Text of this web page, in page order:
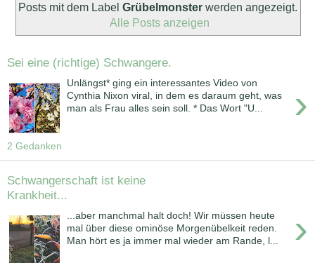
Posts mit dem Label Grübelmonsterwerden angezeigt.
Alle Posts anzeigen
Sei eine (richtige) Schwangere.
›
Unlängst* ging ein interessantes Video von
Cynthia Nixon viral, in dem es daraum geht, was
man als Frau alles sein soll. * Das Wort "U...
2 Gedanken
Schwangerschaft ist keine
Krankheit...
›
...aber manchmal halt doch! Wir müssen heute
mal über diese ominöse Morgenübelkeit reden.
Man hört es ja immer mal wieder am Rande, l...